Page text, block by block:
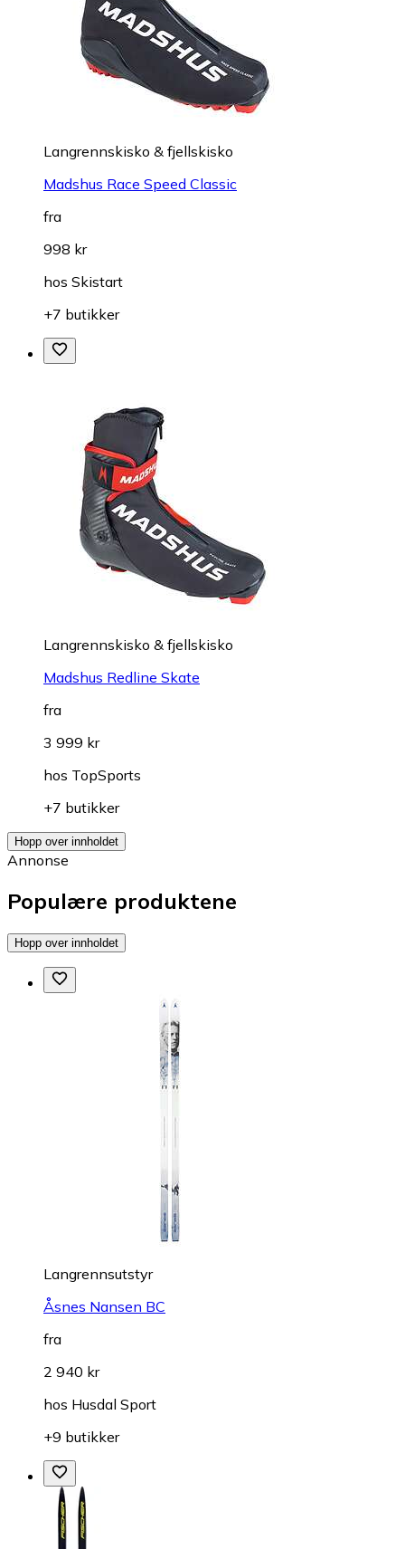
Langrennskisko & fjellskisko
Madshus Race Speed Classic
fra
998 kr
hos Skistart
+7 butikker
Langrennskisko & fjellskisko
Madshus Redline Skate
fra
3 999 kr
hos TopSports
+7 butikker
Hopp over innholdet
Annonse
Populære produktene
Hopp over innholdet
Langrennsutstyr
Åsnes Nansen BC
fra
2 940 kr
hos Husdal Sport
+9 butikker